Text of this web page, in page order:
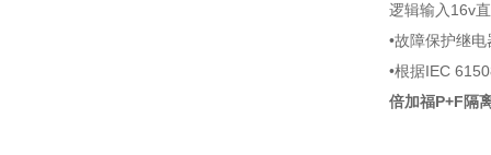
逻辑输入16v
•故障保护继
•根据IEC
倍加福P+F隔